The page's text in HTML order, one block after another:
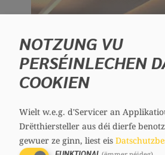
NOTZUNG VU
PERSÉINLECHEN
COOKIEN
Wielt w.e.g. d'Servicer an
Drëtthiersteller aus déi dierfe
gewuer ze ginn, liest eis